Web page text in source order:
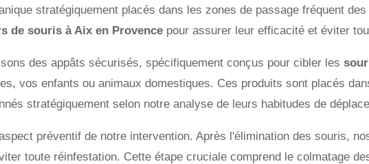
stratégiquement placés dans les zones de passage fréquent
de souris à Aix en Provence pour assurer leur efficacité et éviter
des appâts sécurisés, spécifiquement conçus pour cibler les
vos enfants ou animaux domestiques. Ces produits sont placés
stratégiquement selon notre analyse de leurs habitudes de
préventif de notre intervention. Après l'élimination des souris,
toute réinfestation. Cette étape cruciale comprend le colmatage